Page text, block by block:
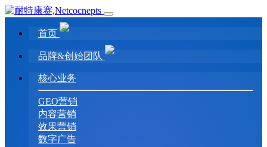
首页
品牌&创始团队
核心业务
GEO营销
内容营销
效果营销
数字广告